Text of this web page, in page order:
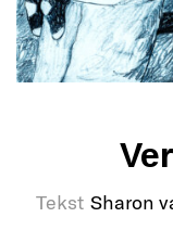
Tekst Sharon